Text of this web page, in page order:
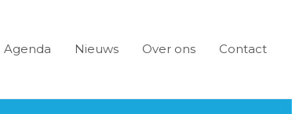
Agenda Nieuws Over ons Contact